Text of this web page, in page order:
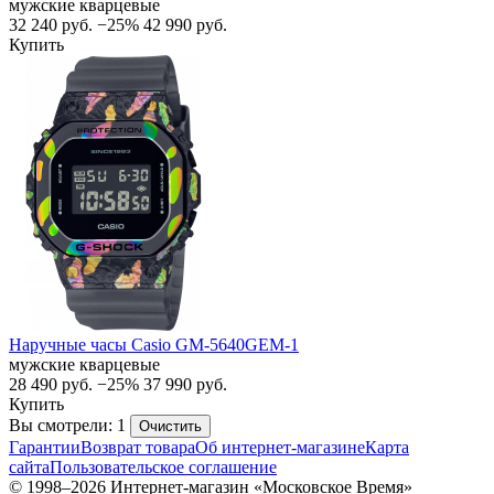
мужские кварцевые
32 240 руб. −25% 42 990 руб.
Купить
Наручные часы Casio GM-5640GEM-1
мужские кварцевые
28 490 руб. −25% 37 990 руб.
Купить
Вы смотрели: 1
Очистить
ГарантииВозврат товараОб интернет-магазинеКарта
сайтаПользовательское соглашение
© 1998–2026 Интернет-магазин «Московское Время»